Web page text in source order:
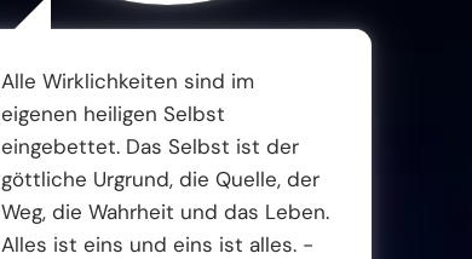
Alle Wirklichkeiten sind im
eigenen heiligen Selbst
eingebettet. Das Selbst ist der
göttliche Urgrund, die Quelle, der
Weg, die Wahrheit und das Leben.
Alles ist eins und eins ist alles. -